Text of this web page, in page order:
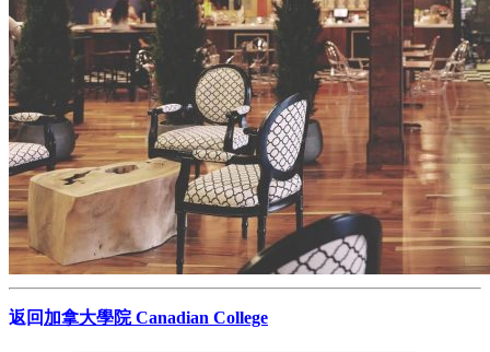
返回 加拿大學院 Canadian College